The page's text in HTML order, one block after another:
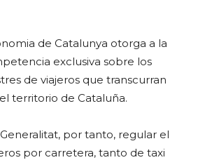
de Catalunya otorga a la
exclusiva sobre los
de viajeros que transcurran
territorio de Cataluña.
por tanto, regular el
por carretera, tanto de taxi